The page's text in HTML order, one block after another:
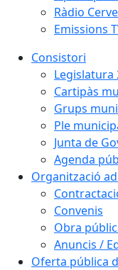
Ràdio
Emissions
Consistori
Legislatura
Cartipàs
Grups
Ple
Junta de
Agenda
Organització
Convenis
Obra
Anuncis /
Oferta pública